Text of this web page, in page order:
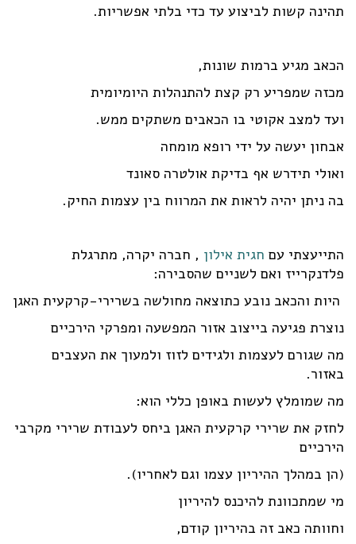
תהינה קשות לביצוע עד כדי בלתי אפשריות.
הכאב מגיע ברמות שונות,
מכזה שמפריע רק קצת להתנהלות היומיומית
ועד למצב אקוטי בו הכאבים משתקים ממש.
אבחון יעשה על ידי רופא מומחה
ואולי תידרש אף בדיקת אולטרה סאונד
בה ניתן יהיה לראות את המרווח בין עצמות החיק.
התייעצתי עם חגית אילון , חברה יקרה, מתרגלת
פלדנקרייז ואם לשניים שהסבירה:
היות והכאב נובע כתוצאה מחולשה בשרירי-קרקעית האגן
נוצרת פגיעה בייצוב אזור המפשעה ומפרקי הירכיים
מה שגורם לעצמות ולגידים לזוז ולמעוך את העצבים
באזור.
מה שמומלץ לעשות באופן כללי הוא:
לחזק את שרירי קרקעית האגן ביחס לעבודת שרירי מקרבי
הירכיים
(הן במהלך ההיריון עצמו וגם לאחריו).
מי שמתכוונת להיכנס להיריון
וחוותה כאב זה בהיריון קודם,